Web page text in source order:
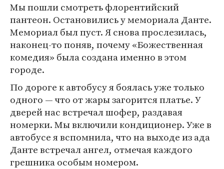
Мы пошли смотреть флорентийский
пантеон. Остановились у мемориала Данте.
Мемориал был пуст. Я снова прослезилась,
наконец-то поняв, почему «Божественная
комедия» была создана именно в этом
городе.
По дороге к автобусу я боялась уже только
одного — что от жары загорится платье. У
дверей нас встречал шофер, раздавая
номерки. Мы включили кондиционер. Уже в
автобусе я вспомнила, что на выходе из ада
Данте встречал ангел, отмечая каждого
грешника особым номером.